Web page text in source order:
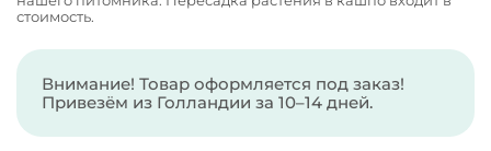
стоимость.
Внимание! Товар оформляется под заказ!
Привезём из Голландии за 10–14 дней.